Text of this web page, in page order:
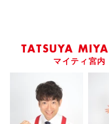
TATSUYA
マイティ宮内